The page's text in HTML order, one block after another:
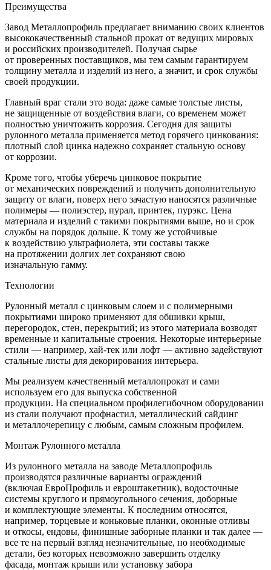
Преимущества
Завод Металлопрофиль предлагает вниманию своих клиентов
высококачественный стальной прокат от ведущих мировых
и российских производителей. Получая сырье
от проверенных поставщиков, мы тем самым гарантируем
толщину металла и изделий из него, а значит, и срок службы
своей продукции.
Главный враг стали это вода: даже самые толстые листы,
не защищенные от воздействия влаги, со временем может
полностью уничтожить коррозия. Сегодня для защиты
рулонного металла применяется метод горячего цинкования:
плотный слой цинка надежно сохраняет стальную основу
от коррозии.
Кроме того, чтобы уберечь цинковое покрытие
от механических повреждений и получить дополнительную
защиту от влаги, поверх него зачастую наносятся различные
полимеры — полиэстер, пурал, принтек, пурэкс. Цена
материала и изделий с такими покрытиями выше, но и срок
службы на порядок дольше. К тому же устойчивые
к воздействию ультрафиолета, эти составы также
на протяжении долгих лет сохраняют свою
изначальную гамму.
Технологии
Рулонный металл с цинковым слоем и с полимерными
покрытиями широко применяют для обшивки крыш,
перегородок, стен, перекрытий; из этого материала возводят
временные и капитальные строения. Некоторые интерьерные
стили — например, хай-тек или лофт — активно задействуют
стальные листы для декорирования интерьера.
Мы реализуем качественный металлопрокат и сами
используем его для выпуска собственной
продукции. На специальном профилегибочном оборудовании
из стали получают профнастил, металлический сайдинг
и металлочерепицу с любым, самым сложным профилем.
Монтаж Рулонного металла
Из рулонного металла на заводе Металлопрофиль
производятся различные варианты ограждений
(включая ЕвроПрофиль и евроштакетник), водосточные
системы круглого и прямоугольного сечения, доборные
и комплектующие элементы. К последним относятся,
например, торцевые и коньковые планки, оконные отливы
и откосы, ендовы, финишные заборные планки и так далее —
все те на первый взгляд незначительные, но необходимые
детали, без которых невозможно завершить отделку
фасада, монтаж крыши или установку забора